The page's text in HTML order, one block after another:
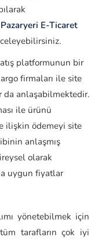
E-Ticaret
platformunun bir
firmaları ile site
da anlaşabilmektedir.
ile ürünü
ilişkin ödemeyi site
anlaşmış
olarak
uygun fiyatlar
yönetebilmek için
tarafların çok iyi